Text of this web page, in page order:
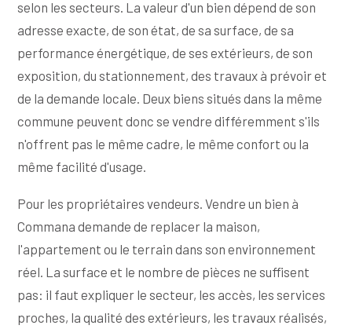
selon les secteurs. La valeur d'un bien dépend de son
adresse exacte, de son état, de sa surface, de sa
performance énergétique, de ses extérieurs, de son
exposition, du stationnement, des travaux à prévoir et
de la demande locale. Deux biens situés dans la même
commune peuvent donc se vendre différemment s'ils
n'offrent pas le même cadre, le même confort ou la
même facilité d'usage.
Pour les propriétaires vendeurs. Vendre un bien à
Commana demande de replacer la maison,
l'appartement ou le terrain dans son environnement
réel. La surface et le nombre de pièces ne suffisent
pas: il faut expliquer le secteur, les accès, les services
proches, la qualité des extérieurs, les travaux réalisés,